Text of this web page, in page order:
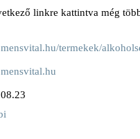
linkre kattintva még
termekek/